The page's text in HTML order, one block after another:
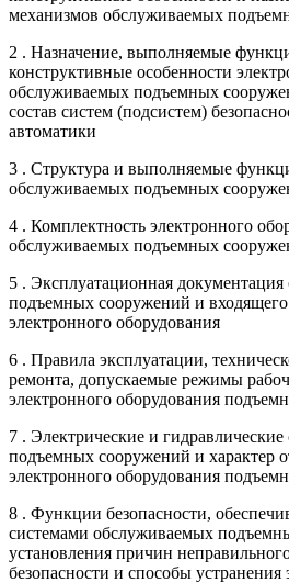
механизмов обслуживаемых
2 . Назначение, выполняемые
конструктивные особенности
обслуживаемых подъемных
состав систем (подсистем)
автоматики
3 . Структура и выполняемые
обслуживаемых подъемных
4 . Комплектность электронного
обслуживаемых подъемных
5 . Эксплуатационная
подъемных сооружений и входящего
электронного оборудования
6 . Правила эксплуатации,
ремонта, допускаемые режимы
электронного оборудования
7 . Электрические и
подъемных сооружений и характер
электронного оборудования
8 . Функции безопасности,
системами обслуживаемых
установления причин
безопасности и способы